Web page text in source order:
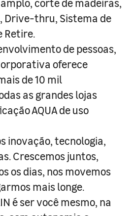
Drive-thru, Sistema de
Retire.
de pessoas,
oferece
de 10 mil
as grandes lojas
AQUA de uso
inovação, tecnologia,
Crescemos juntos,
os dias, nos movemos
mais longe.
é ser você mesmo, na